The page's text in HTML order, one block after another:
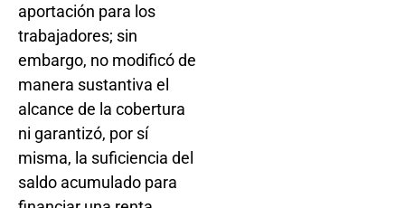
aportación para los
trabajadores; sin
embargo, no modificó de
manera sustantiva el
alcance de la cobertura
ni garantizó, por sí
misma, la suficiencia del
saldo acumulado para